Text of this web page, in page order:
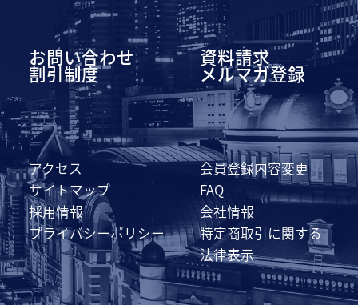
お問い合わせ 資料請求
割引制度 メルマガ登録
アクセス
会員登録内容変更
サイトマップ
FAQ
採用情報
会社情報
プライバシーポリシー
特定商取引に関する
法律表示